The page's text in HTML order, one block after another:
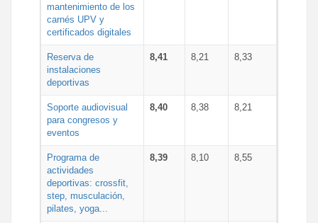
mantenimiento de los
carnés UPV y
certificados digitales
Reserva de
instalaciones
deportivas
8,41 8,21 8,33
Soporte audiovisual
para congresos y
eventos
8,40 8,38 8,21
Programa de
actividades
deportivas: crossfit,
step, musculación,
pilates, yoga...
8,39 8,10 8,55